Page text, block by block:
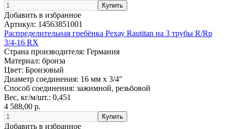
Добавить в избранное
Артикул: 14563851001
Распределительная гребёнка Рехау Rautitan на 3 трубы R/Rp
3/4-16 RX
Страна производителя: Германия
Материал: бронза
Цвет: Бронзовый
Диаметр соединения: 16 мм x 3/4"
Способ соединения: зажимной, резьбовой
Вес, кг/м/шт.: 0,451
4 588,00 р.
Добавить в избранное